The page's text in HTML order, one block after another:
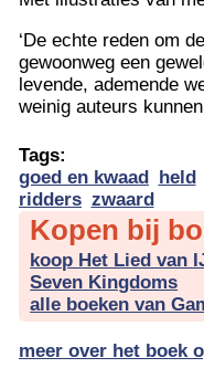
‘De echte reden om
gewoonweg een
levende, ademende
weinig auteurs
Tags:
goed en kwaad held
ridders zwaard
Kopen bij
koop Het Lied van
Seven Kingdoms
alle boeken van
meer over het boek